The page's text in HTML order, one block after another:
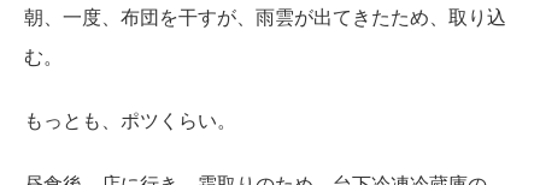
朝、一度、布団を干すが、雨雲が出てきたため、取り込
む。
もっとも、ポツくらい。